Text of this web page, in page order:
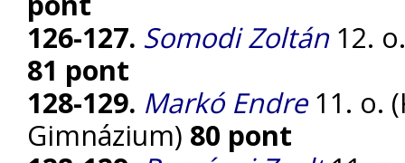
126-127. Somodi Zoltán12.
81 pont
128-129. Markó Endre11. o.
Gimnázium) 80 pont